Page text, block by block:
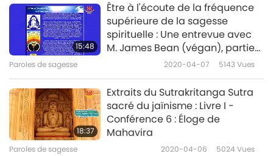
15:48
Être à l'écoute de la fréquence
supérieure de la sagesse
spirituelle : Une entrevue avec
M. James Bean (végan), partie
Paroles de sagesse 2020-04-07 5143Vues
18:37
Extraits du Sutrakritanga Sutra
sacré du jaïnisme : Livre I -
Conférence 6 : Éloge de
Mahavira
Paroles de sagesse 2020-04-06 5024 Vues